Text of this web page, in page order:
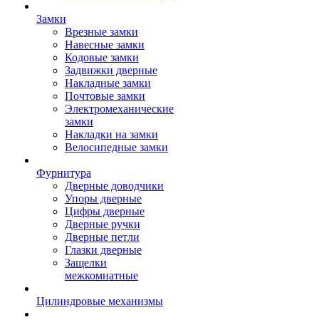
Замки
Врезные замки
Навесные замки
Кодовые замки
Задвижки дверные
Накладные замки
Почтовые замки
Электромеханические
замки
Накладки на замки
Велосипедные замки
Фурнитура
Дверные доводчики
Упоры дверные
Цифры дверные
Дверные ручки
Дверные петли
Глазки дверные
Защелки
межкомнатные
Цилиндровые механизмы